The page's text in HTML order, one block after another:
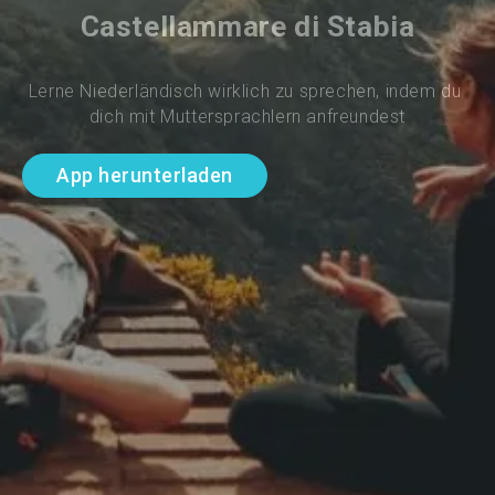
Castellammare di Stabia
Lerne Niederländisch wirklich zu sprechen, indem du
dich mit Muttersprachlern anfreundest
App herunterladen